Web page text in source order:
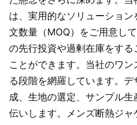
は、実用的なソリューショ
文数量（MOQ）をご用意し
の先行投資や過剰在庫をす
ことができます。当社のワ
る段階を網羅しています。
成、生地の選定、サンプル
伝いします。メンズ断熱ジ